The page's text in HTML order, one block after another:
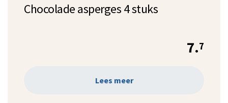
Chocolade asperges 4 stuks
7.7
Lees meer